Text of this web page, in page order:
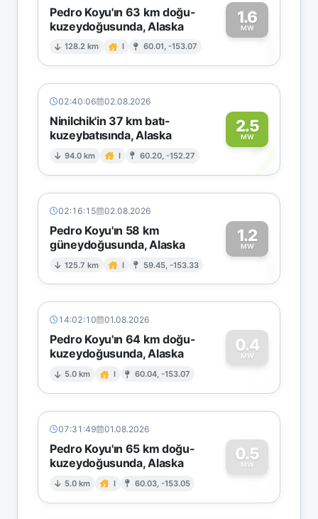
Pedro Koyu'ın 63 km doğu-
kuzeydoğusunda, Alaska
128.2 km I 60.01, -153.07
1.6
MW1
02:40:06 02.08.2026
Ninilchik'in 37 km batı-
kuzeybatısında, Alaska
94.0 km I 60.20, -152.27
2.5
MW
2
02:16:15 02.08.2026
Pedro Koyu'ın 58 km
güneydoğusunda, Alaska
125.7 km I 59.45, -153.33
1.2
MW1
14:02:10 01.08.2026
Pedro Koyu'ın 64 km doğu-
kuzeydoğusunda, Alaska
5.0 km I 60.04, -153.07
0.4
MW
0
07:31:49 01.08.2026
Pedro Koyu'ın 65 km doğu-
kuzeydoğusunda, Alaska
5.0 km I 60.03, -153.05
0.5
MW
0